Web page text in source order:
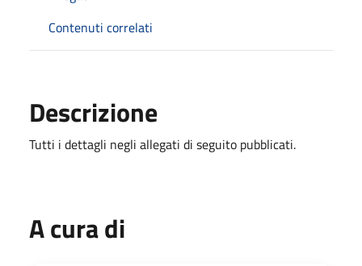
Contenuti correlati
Descrizione
Tutti i dettagli negli allegati di seguito pubblicati.
A cura di